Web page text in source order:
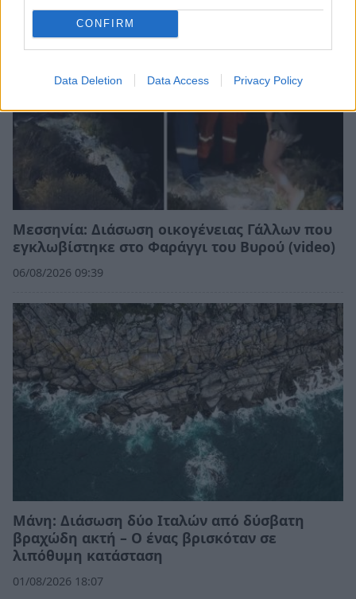
CONFIRM
Data Deletion Data Access Privacy Policy
Μεσσηνία: Διάσωση οικογένειας Γάλλων που
εγκλωβίστηκε στο Φαράγγι του Βυρού (video)
06/08/2026 09:39
Μάνη: Διάσωση δύο Ιταλών από δύσβατη
βραχώδη ακτή – Ο ένας βρισκόταν σε
λιπόθυμη κατάσταση
01/08/2026 18:07